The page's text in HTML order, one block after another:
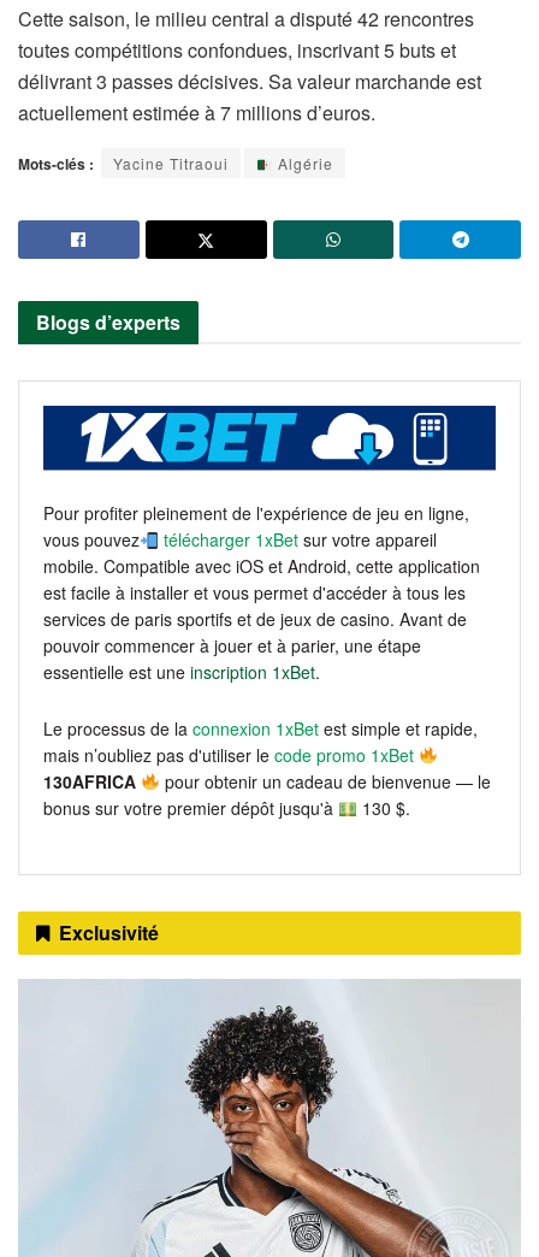
Cette saison, le milieu central a disputé 42 rencontres
toutes compétitions confondues, inscrivant 5 buts et
délivrant 3 passes décisives. Sa valeur marchande est
actuellement estimée à 7 millions d’euros.
Mots-clés : Yacine Titraoui Algérie
Blogs d’experts
Pour profiter pleinement de l'expérience de jeu en ligne,
vous pouvez
télécharger 1xBet sur votre appareil
mobile. Compatible avec iOS et Android, cette application
est facile à installer et vous permet d'accéder à tous les
services de paris sportifs et de jeux de casino. Avant de
pouvoir commencer à jouer et à parier, une étape
essentielle est une inscription 1xBet.
Le processus de la connexion 1xBet est simple et rapide,
mais n’oubliez pas d'utiliser le code promo 1xBet
130AFRICA
pour obtenir un cadeau de bienvenue — le
bonus sur votre premier dépôt jusqu'à
130 $.
Exclusivité